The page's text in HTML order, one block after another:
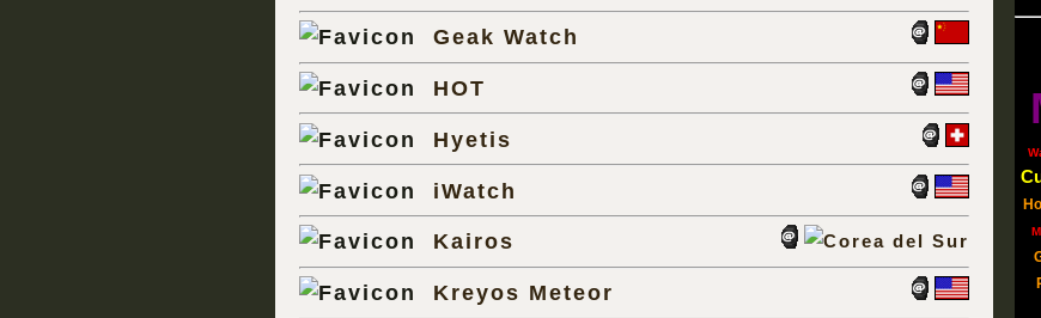
Geak Watch
HOT
Hyetis
iWatch
Kairos
Kreyos Meteor